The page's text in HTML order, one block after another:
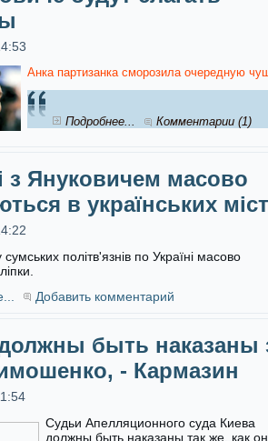
Анка партизанка сморозила очередную
Подробнее... Комментарии (1)
з Януковичем масово
в українських
політв'язнів по Україні масово
Добавить комментарий
быть наказаны
- Кармазин
Судьи Апелляционного суда Киева
должны быть наказаны так же, как